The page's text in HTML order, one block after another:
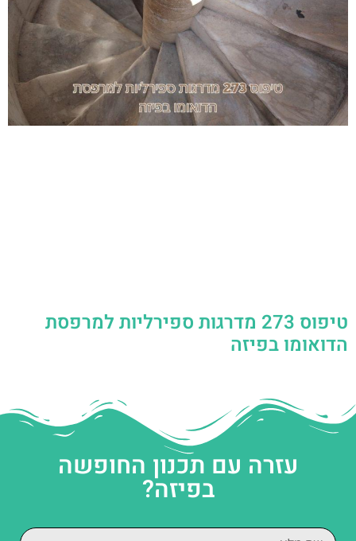
טיפוס 273 מדרגות ספירליות למרפסת
הדואומו בפיזה
עזרה עם תכנון החופשה
בפיזה?